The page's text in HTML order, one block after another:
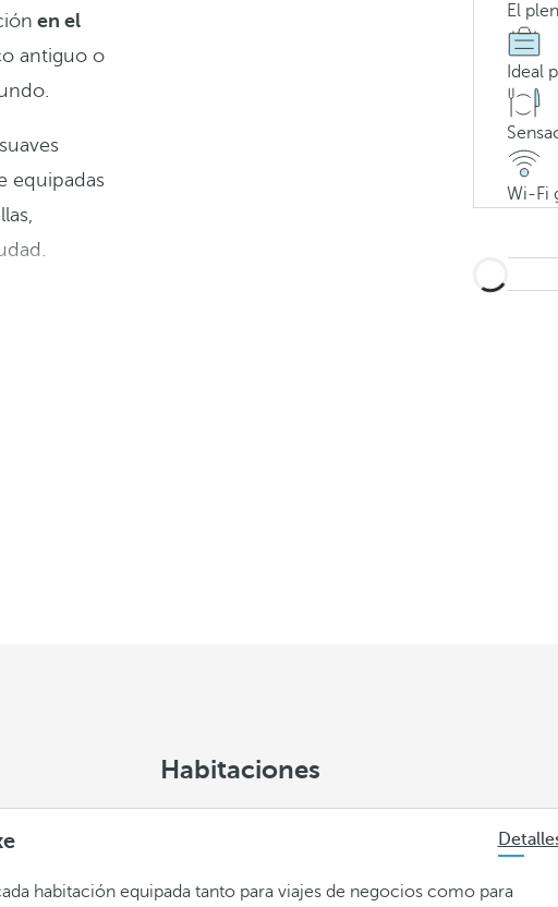
en el
antiguo o
equipadas
El
Ideal
Wi-Fi
Habitaciones
habitación equipada tanto para viajes de negocios como para